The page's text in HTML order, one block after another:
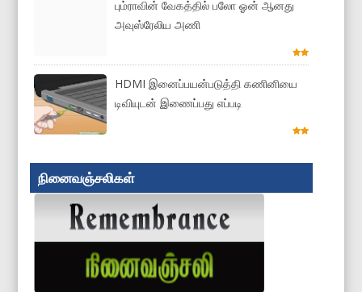
பும்ராவின் வேகத்தில் பலோ ஓன் ஆனது
அவுஸ்ரேலிய அணி
HDMI இனைப்பயன்படுத்தி கணினியை
டிவியுடன் இணைப்பது எப்படி
நினைவஞ்சலிகள்